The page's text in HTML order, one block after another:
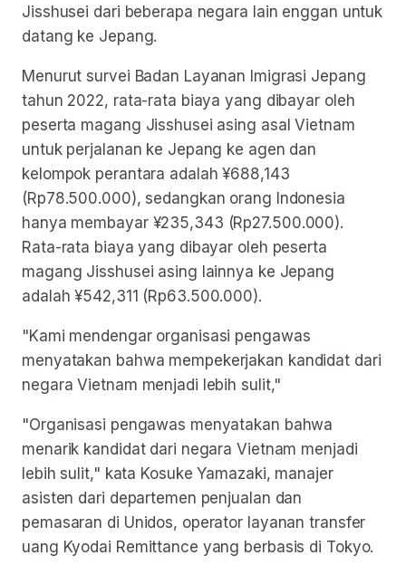
Jisshusei dari beberapa negara lain enggan untuk
datang ke Jepang.
Menurut survei Badan Layanan Imigrasi Jepang
tahun 2022, rata-rata biaya yang dibayar oleh
peserta magang Jisshusei asing asal Vietnam
untuk perjalanan ke Jepang ke agen dan
kelompok perantara adalah ¥688,143
(Rp78.500.000), sedangkan orang Indonesia
hanya membayar ¥235,343 (Rp27.500.000).
Rata-rata biaya yang dibayar oleh peserta
magang Jisshusei asing lainnya ke Jepang
adalah ¥542,311 (Rp63.500.000).
"Kami mendengar organisasi pengawas
menyatakan bahwa mempekerjakan kandidat dari
negara Vietnam menjadi lebih sulit,"
"Organisasi pengawas menyatakan bahwa
menarik kandidat dari negara Vietnam menjadi
lebih sulit," kata Kosuke Yamazaki, manajer
asisten dari departemen penjualan dan
pemasaran di Unidos, operator layanan transfer
uang Kyodai Remittance yang berbasis di Tokyo.